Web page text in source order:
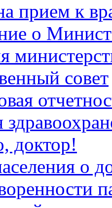
прием к
о
совет
доктор!
о